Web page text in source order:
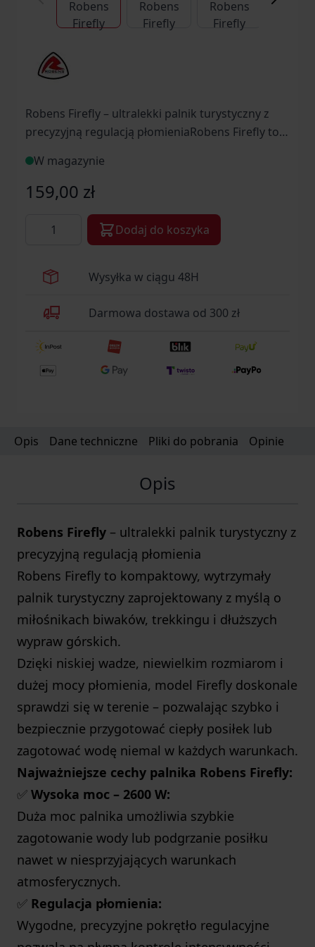
Robens Firefly – ultralekki palnik turystyczny z
precyzyjną regulacją płomieniaRobens Firefly to
zaprojektowany z myślą o miłośnikach biwaków,
trekkingu i dłuższych wypraw górskich. Dzięki
niskiej wadze, niewielkim rozmiarom i dużej
mocy płomienia, model Firefly doskonale
sprawdzi się w terenie – pozwalając szybko i
zagotować wodę niemal w każdych warunkach.
W magazynie
159,00 zł
Dodaj do koszyka
Wysyłka w ciągu 48H
Darmowa dostawa od 300 zł
Opis Dane techniczne Pliki do pobrania Opinie
Opis
Robens Firefly – ultralekki palnik turystyczny z
precyzyjną regulacją płomienia
Robens Firefly to kompaktowy, wytrzymały
palnik turystyczny zaprojektowany z myślą o
miłośnikach biwaków, trekkingu i dłuższych
wypraw górskich.
Dzięki niskiej wadze, niewielkim rozmiarom i
dużej mocy płomienia, model Firefly doskonale
sprawdzi się w terenie – pozwalając szybko i
bezpiecznie przygotować ciepły posiłek lub
zagotować wodę niemal w każdych warunkach.
Najważniejsze cechy palnika Robens Firefly:
✅ Wysoka moc – 2600 W:
Duża moc palnika umożliwia szybkie
zagotowanie wody lub podgrzanie posiłku
nawet w niesprzyjających warunkach
atmosferycznych.
✅ Regulacja płomienia:
Wygodne, precyzyjne pokrętło regulacyjne